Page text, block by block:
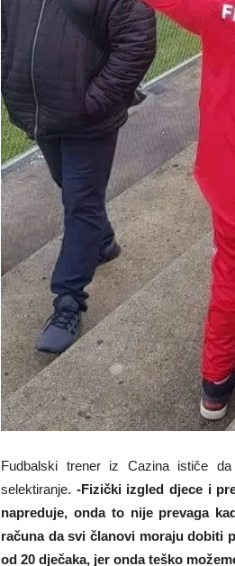
Fudbalski trener iz Cazina ističe
selektiranje. -Fizički izgled djece i
napreduje, onda to nije prevaga
računa da svi članovi moraju dobiti
od 20 dječaka, jer onda teško